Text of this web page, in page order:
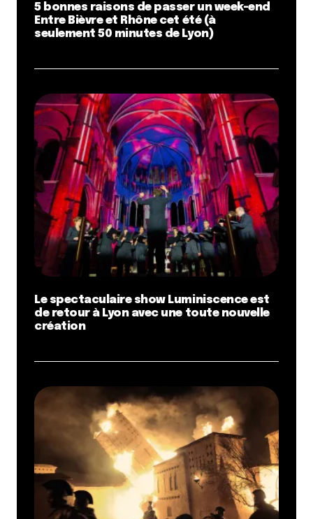
5 bonnes raisons de passer un week-end
Entre Bièvre et Rhône cet été (à
seulement 50 minutes de Lyon)
Le spectaculaire show Luminiscence est
de retour à Lyon avec une toute nouvelle
création